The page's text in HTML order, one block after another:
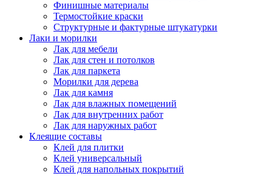
Финишные материалы
Термостойкие краски
Структурные и фактурные штукатурки
Лаки и морилки
Лак для мебели
Лак для стен и потолков
Лак для паркета
Морилки для дерева
Лак для камня
Лак для влажных помещений
Лак для внутренних работ
Лак для наружных работ
Клеящие составы
Клей для плитки
Клей универсальный
Клей для напольных покрытий